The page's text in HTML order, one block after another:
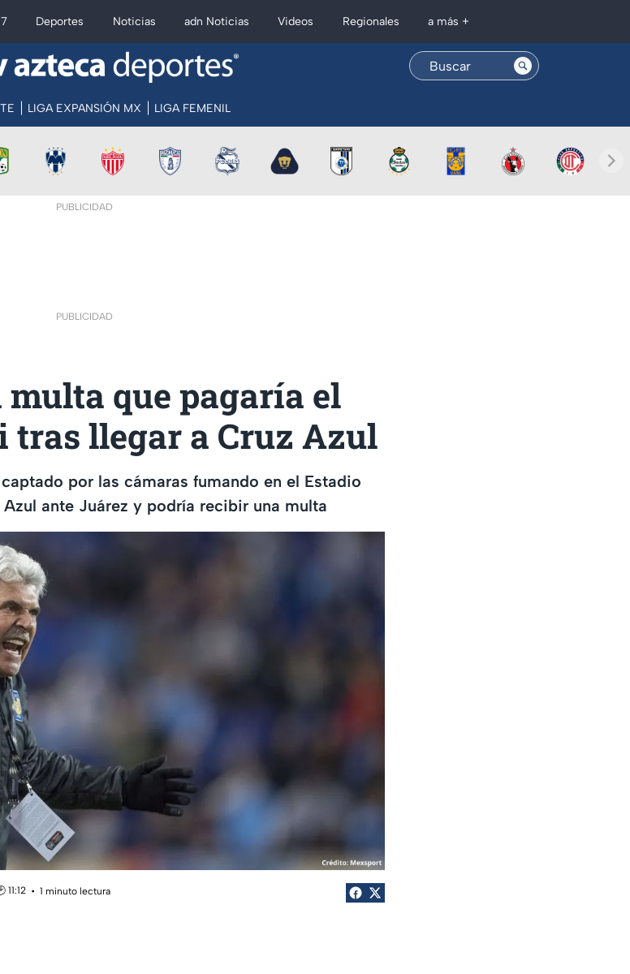
Deportes Noticias adn Noticias Videos Regionales a más +
LIGA EXPANSIÓN MX LIGA FEMENIL
PUBLICIDAD
PUBLICIDAD
que pagaría el
tras llegar a Cruz Azul
captado por las cámaras fumando en el Estadio
ante Juárez y podría recibir una multa
11:12
1 minuto lectura